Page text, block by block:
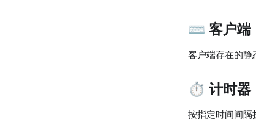
⌨️ 客户端
客户端存在的静
⏱️ 计时器
按指定时间间隔